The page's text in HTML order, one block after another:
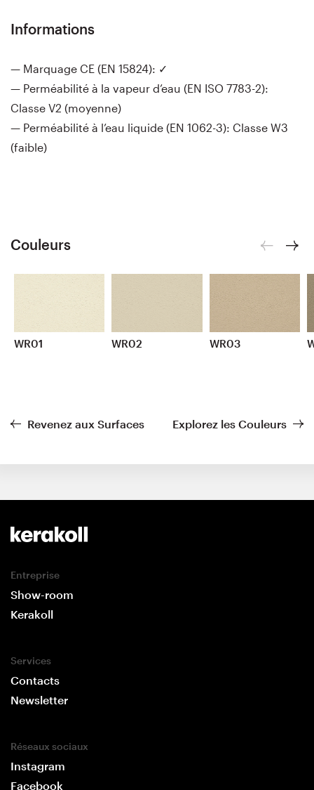
Informations
— Marquage CE (EN 15824): ✓
— Perméabilité à la vapeur d’eau (EN ISO 7783-2):
Classe V2 (moyenne)
— Perméabilité à l’eau liquide (EN 1062-3): Classe W3
(faible)
Couleurs
WR01 WR02 WR03
Revenez aux Surfaces Explorez les Couleurs
Entreprise
Show-room
Kerakoll
Services
Contacts
Newsletter
Réseaux sociaux
Instagram
Facebook